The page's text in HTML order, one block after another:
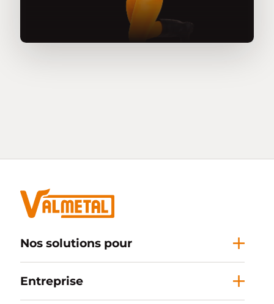
Nos solutions pour
Entreprise